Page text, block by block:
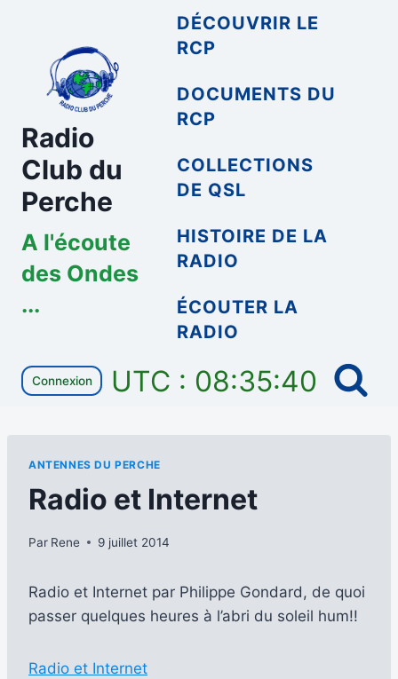
contenu
Radio
Club du
Perche
A l'écoute
des Ondes
...
DÉCOUVRIR LE
RCP
DOCUMENTS DU
RCP
COLLECTIONS
DE QSL
HISTOIRE DE LA
RADIO
ÉCOUTER LA
RADIO
Connexion UTC : 08:35:40
ANTENNES DU PERCHE
Radio et Internet
Par Rene 9 juillet 2014
Radio et Internet par Philippe Gondard, de quoi
passer quelques heures à l’abri du soleil hum!!
Radio et Internet